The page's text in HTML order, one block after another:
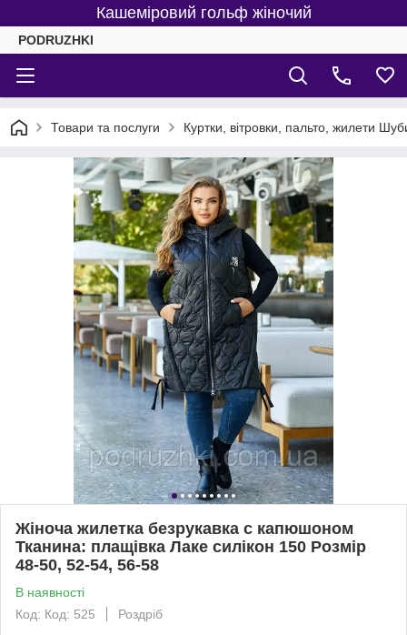
Кашеміровий гольф жіночий
PODRUZHKI
Товари та послуги Куртки, вітровки, пальто, жилети
Жіноча жилетка безрукавка с капюшоном
Тканина: плащівка Лаке силікон 150 Розмір
48-50, 52-54, 56-58
В наявності
Код: Код: 525
Роздріб